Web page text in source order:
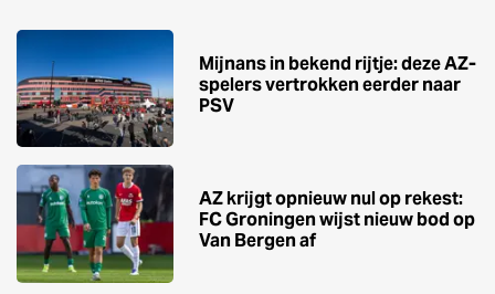
Mijnans in bekend rijtje: deze AZ-
spelers vertrokken eerder naar
PSV
AZ krijgt opnieuw nul op rekest:
FC Groningen wijst nieuw bod op
Van Bergen af